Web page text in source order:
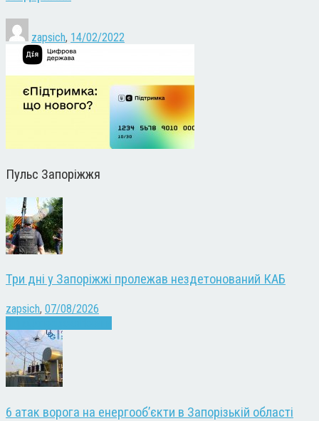
zapsich, 14/02/2022
Пульс Запоріжжя
Три дні у Запоріжжі пролежав нездетонований КАБ
zapsich, 07/08/2026
6 атак ворога на енергооб’єкти в Запорізькій області